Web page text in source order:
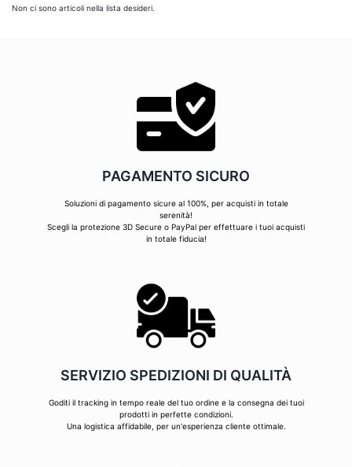
Non ci sono articoli nella lista desideri.
PAGAMENTO SICURO
Soluzioni di pagamento sicure al 100%, per acquisti in totale
serenità!
Scegli la protezione 3D Secure o PayPal per effettuare i tuoi acquisti
in totale fiducia!
SERVIZIO SPEDIZIONI DI QUALITÀ
Goditi il tracking in tempo reale del tuo ordine e la consegna dei tuoi
prodotti in perfette condizioni.
Una logistica affidabile, per un'esperienza cliente ottimale.